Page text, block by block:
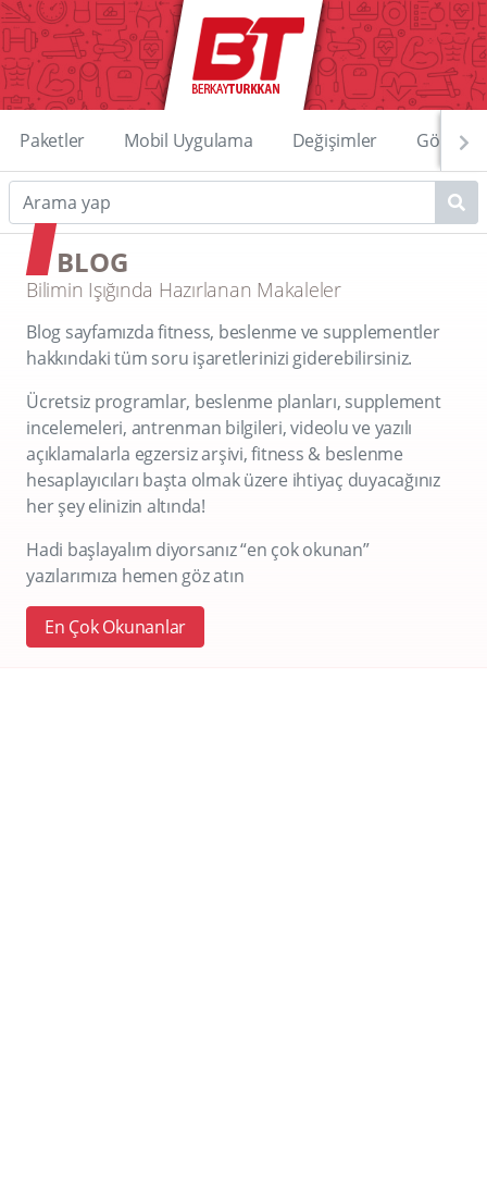
Paketler Mobil Uygulama Değişimler
BLOG
Bilimin Işığında Hazırlanan Makaleler
Blog sayfamızda fitness, beslenme ve supplementler
hakkındaki tüm soru işaretlerinizi giderebilirsiniz.
Ücretsiz programlar, beslenme planları, supplement
incelemeleri, antrenman bilgileri, videolu ve yazılı
açıklamalarla egzersiz arşivi, fitness & beslenme
hesaplayıcıları başta olmak üzere ihtiyaç duyacağınız
her şey elinizin altında!
Hadi başlayalım diyorsanız “en çok okunan”
yazılarımıza hemen göz atın
En Çok Okunanlar